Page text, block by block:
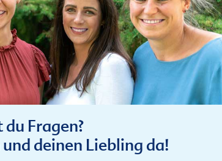
du Fragen?
deinen Liebling da!